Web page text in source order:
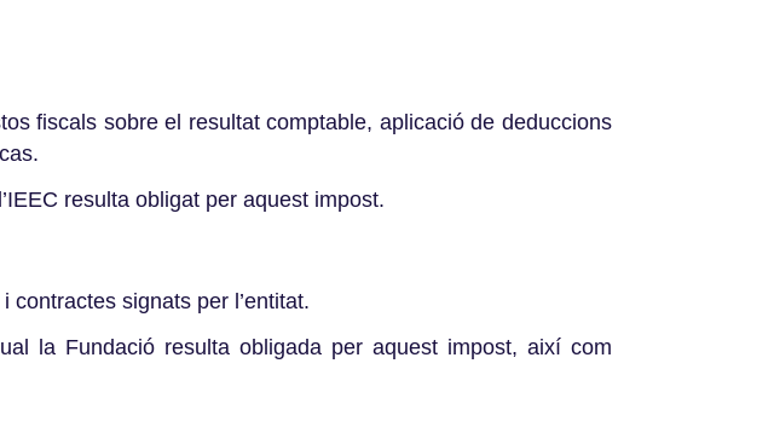
fiscals sobre el resultat comptable, aplicació de deduccions
resulta obligat per aquest impost.
signats per l’entitat.
la Fundació resulta obligada per aquest impost, així com